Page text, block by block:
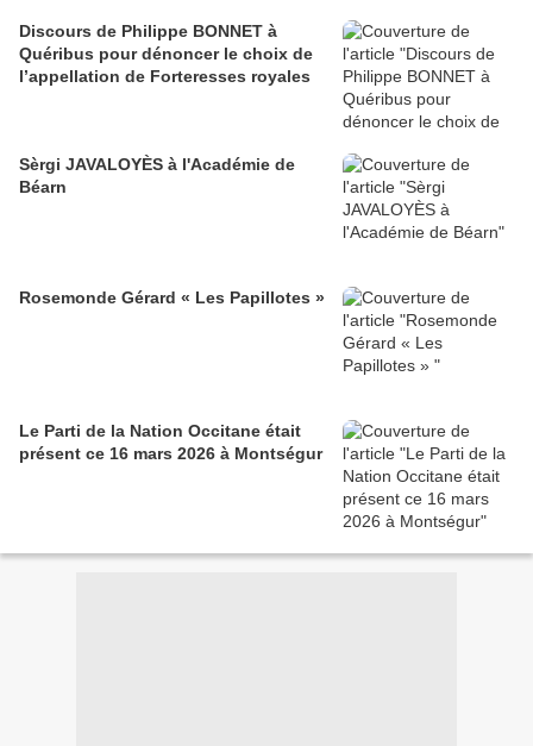
Discours de Philippe BONNET à
Quéribus pour dénoncer le choix de
l’appellation de Forteresses royales
Sèrgi JAVALOYÈS à l'Académie de
Béarn
Rosemonde Gérard « Les Papillotes »
Le Parti de la Nation Occitane était
présent ce 16 mars 2026 à Montségur